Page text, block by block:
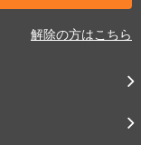
解除の方はこちら